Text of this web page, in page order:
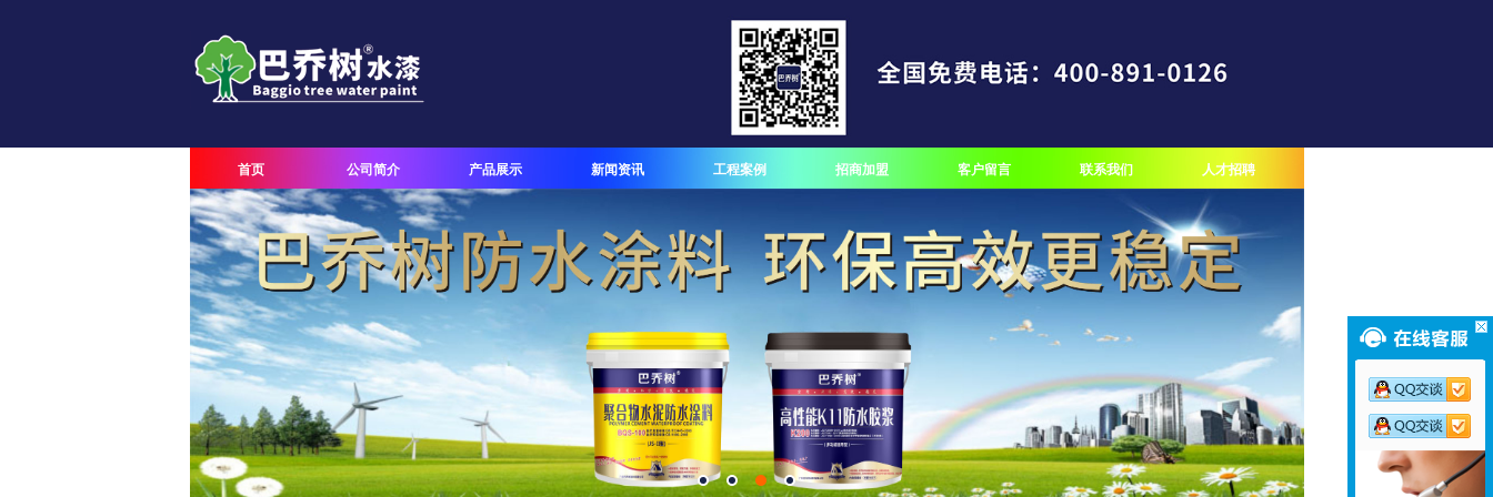
首页 公司简介 产品展示 新闻资讯 工程案例 招商加盟 客户留言 联系我们 人才招聘